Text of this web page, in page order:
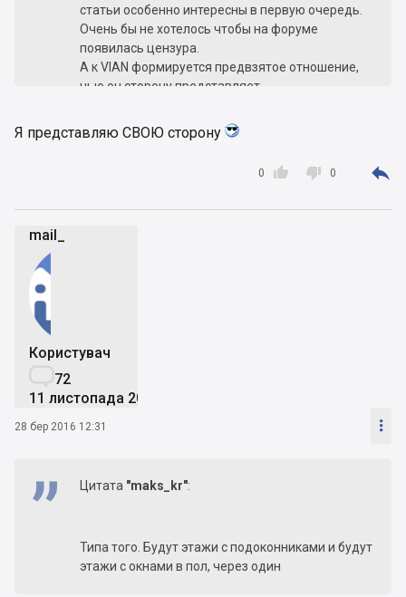
статьи особенно интересны в первую очередь.
Очень бы не хотелось чтобы на форуме
появилась цензура.
А к VIAN формируется предвзятое отношение,
чью он сторону представляет...
Я представляю СВОЮ сторону

0  0 
mail_
Користувач
72
11 листопада 2015
28 бер 2016 12:31 
Цитата "maks_kr":
Типа того. Будут этажи с подоконниками и будут
этажи с окнами в пол, через один